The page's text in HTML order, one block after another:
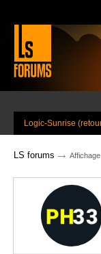
Logic-Sunrise
LS forums →